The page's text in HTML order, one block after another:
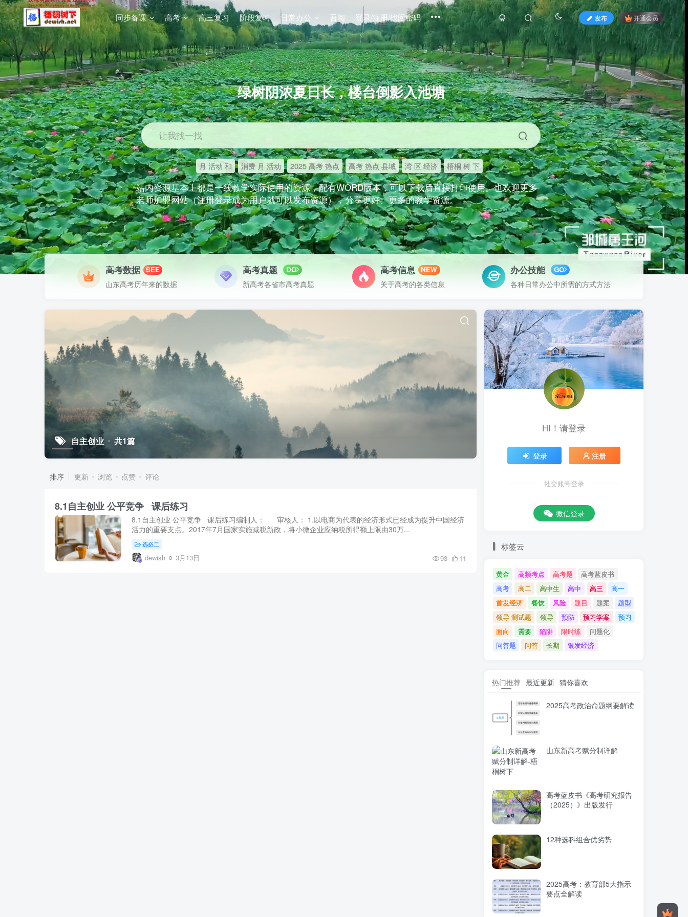
同步备课 高考 高三复习 阶段复习 日常办公 吾阅 登录/注册/找回密码 发布 开通会员
绿树阴浓夏日长，楼台倒影入池塘
让我找一找
月 活动 和 消费 月 活动 2025 高考 热点 高考 热点 县域 湾 区 经济 梧桐 树 下
站内资源基本上都是一线教学实际使用的资源，配有WORD版本，可以下载后直接打印使用。也欢迎更多
老师加盟网站（注册登录成为用户就可以发布资源），分享更好、更多的教学资源。
高考数据 SEE
山东高考历年来的数据
高考真题 DO
新高考各省市高考真题
高考信息 NEW
关于高考的各类信息
办公技能 GO
各种日常办公中所需的方式方法
自主创业 共1篇
排序 更新 浏览 点赞 评论
8.1自主创业 公平竞争 课后练习
8.1自主创业 公平竞争 课后练习编制人： 审核人： 1.以电商为代表的经济形式已经成为提升中国经济
活力的重要支点。2017年7月国家实施减税新政，将小微企业应纳税所得额上限由30万...
选必二
dewish 3月13日 93 11
HI！请登录
登录 注册
社交账号登录
微信登录
标签云
黄金 高频考点 高考题
高考蓝皮书
高考
高二 高中生 高中 高三
高一
首发经济
餐饮 风险 题目 题案
题型
领导 测试题
领导 预防 预习学案
预习
面向
需要 陷阱 限时练
问题化
问答题
问答 长期 银发经济
热门推荐 最近更新 猜你喜欢
2025高考政治命题纲要解读
山东新高考赋分制详解
高考蓝皮书《高考研究报告
（2025）》出版发行
12种选科组合优劣势
2025高考：教育部5大指示
要点全解读